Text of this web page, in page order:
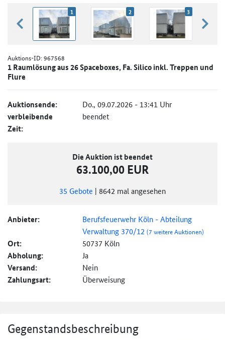
zurück blättern
1 2 3
Auktions-ID:967568
1 Raumlösung aus 26 Spaceboxes, Fa. Silico inkl. Treppen und
Flure
Auktionsende: Do., 09.07.2026 - 13:41 Uhr
verbleibende
Zeit:
beendet
Die Auktion ist beendet
63.100,00 EUR
35 Gebote | 8642 mal angesehen
Anbieter:
Berufsfeuerwehr Köln - Abteilung
Verwaltung 370/12(7 weitere Auktionen)
Ort: 50737 Köln
Abholung: Ja
Versand: Nein
Zahlungsart: Überweisung
Gegenstandsbeschreibung